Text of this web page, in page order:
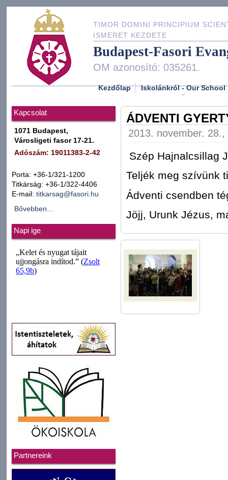
TIMOR DOMINI PRINCIPIUM
ISMERET KEZDETE
Budapest-Fasori
OM azonosító: 035261.
Kezdőlap Iskolánkról - Our School
Kapcsolat
1071 Budapest,
Városligeti fasor 17-21.
Adószám: 19011383-2-42
Porta: +36-1/321-1200
Titkárság: +36-1/322-4406
E-mail: titkarsag@fasori.hu
Bővebben...
Napi ige
Partnereink
ÁDVENTI
2013. november.
Szép Hajnalcsillag
Teljék meg szívünk
Ádventi csendben
Jöjj, Urunk Jézus,